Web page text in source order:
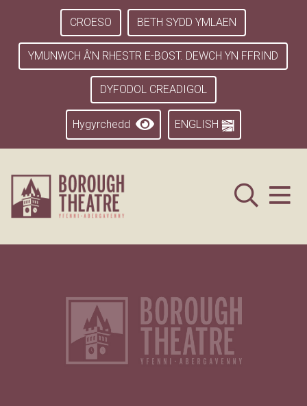
CROESO BETH SYDD YMLAEN
YMUNWCH Â’N RHESTR E-BOST. DEWCH YN FFRIND
DYFODOL CREADIGOL
Hygyrchedd ENGLISH